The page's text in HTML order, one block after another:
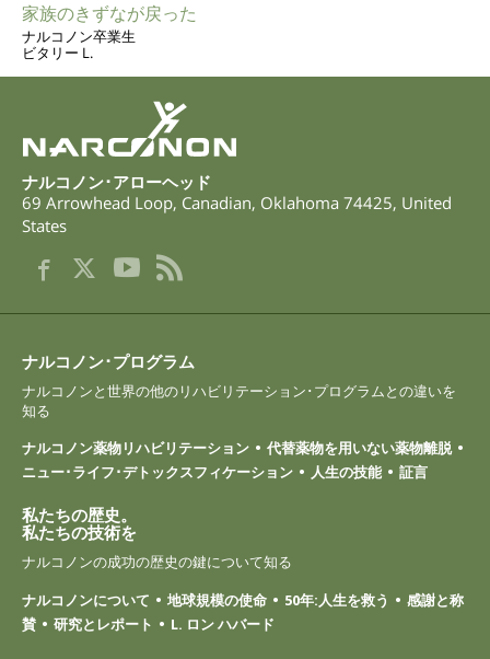
家族のきずなが戻った
ナルコノン卒業生
ビタリー L.
ナルコノン･アローヘッド
69 Arrowhead Loop, Canadian, Oklahoma 74425, United
States
ナルコノン･プログラム
ナルコノンと世界の他のリハビリテーション･プログラムとの違いを
知る
ナルコノン薬物リハビリテーション
代替薬物を用いない薬物離脱
ニュー･ライフ･デトックスフィケーション
人生の技能 証言
私たちの歴史。
私たちの技術を
ナルコノンの成功の歴史の鍵について知る
ナルコノンについて
地球規模の使命 50年:人生を救う
感謝と称
賛
研究とレポート L. ロン ハバード